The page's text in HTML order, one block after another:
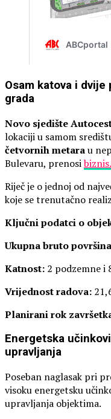
Osam katova i
grada
Novo sjedište
lokaciji u samom
četvornih metarau
Bulevaru, prenosi
Riječ je o jednoj od
koje se trenutačno
Ključni podatci o
Ukupna bruto
Katnost: 2 podzemne i
Vrijednost radova:
Planirani rok
Energetska
upravljanja
Poseban naglasak pri
visoku energetsku
upravljanja objektima.